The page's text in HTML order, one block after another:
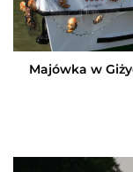
Majówka w